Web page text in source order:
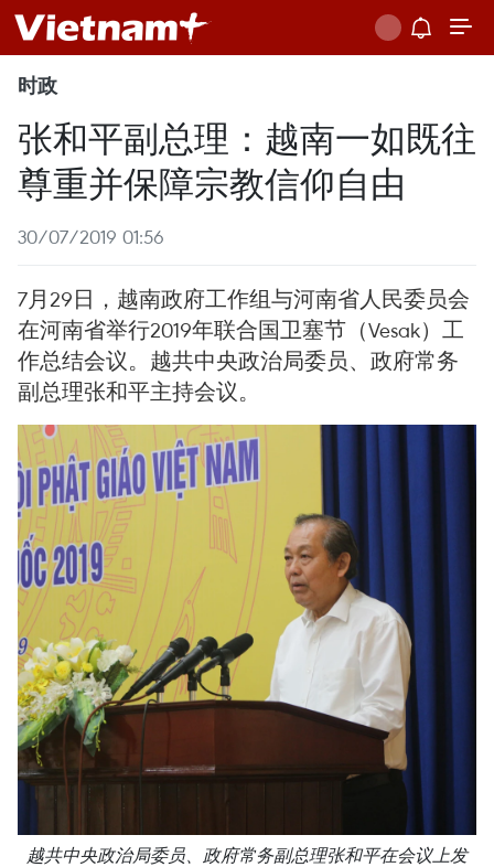
时政
张和平副总理：越南一如既往
尊重并保障宗教信仰自由
30/07/2019 01:56
7月29日，越南政府工作组与河南省人民委员会
在河南省举行2019年联合国卫塞节（Vesak）工
作总结会议。越共中央政治局委员、政府常务
副总理张和平主持会议。
越共中央政治局委员、政府常务副总理张和平在会议上发